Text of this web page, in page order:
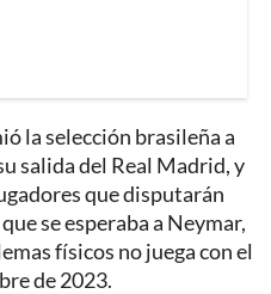
la selección brasileña a
salida del Real Madrid, y
que disputarán
se esperaba a Neymar,
físicos no juega con el
de 2023.